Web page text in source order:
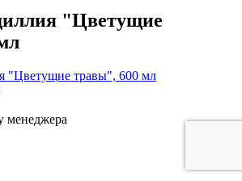
"Цветущие
менеджера